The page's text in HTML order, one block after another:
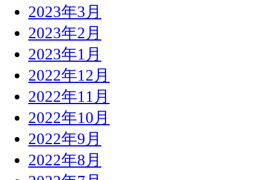
2023年3月
2023年2月
2023年1月
2022年12月
2022年11月
2022年10月
2022年9月
2022年8月